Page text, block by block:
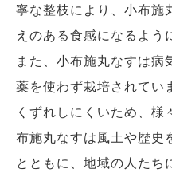
寧な整枝により、小布施
えのある食感になるよう
また、小布施丸なすは病
薬を使わず栽培されてい
くずれしにくいため、
布施丸なすは風土や歴史
とともに、地域の人たち